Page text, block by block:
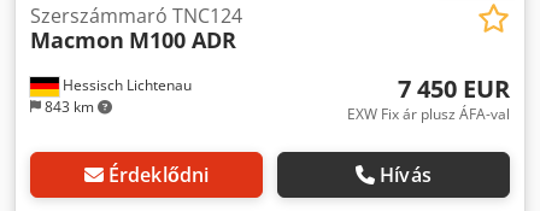
Hessisch Lichtenau
843 km
Szerszámmaró TNC124
Macmon M100 ADR
7 450 EUR
EXW Fix ár plusz ÁFA-val
Érdeklődni Hívás